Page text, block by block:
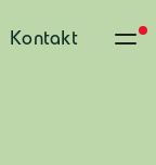
Kontakt